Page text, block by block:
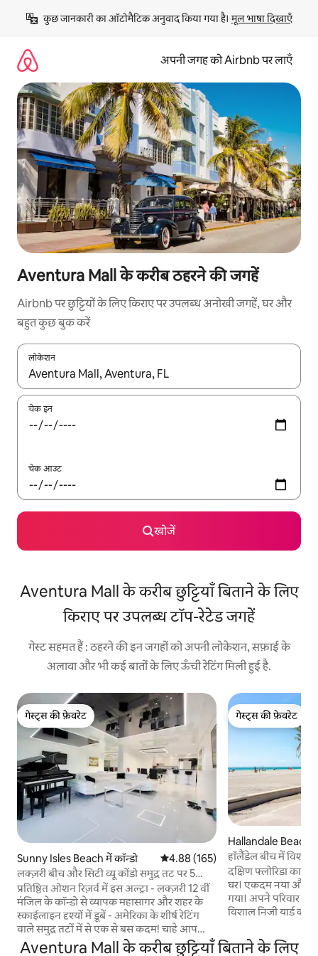
छोड़कर
कॉन्टेंट
कुछ जानकारी का ऑटोमैटिक अनुवाद किया गया है। मूल भाषा दिखाएँ
अपनी जगह को Airbnb पर लाएँ
Aventura Mall के करीब ठहरने की जगहें
Airbnb पर छुट्टियों के लिए किराए पर उपलब्ध अनोखी जगहें, घर और
बहुत कुछ बुक करें
लोकेशन
नतीजों के उपलब्ध होने पर, अप और डाउन 'ऐरो की' का इस्तेमाल करके नेविगेट
चेक इन
चेक आउट
खोजें
Aventura Mall के करीब छुट्टियाँ बिताने के लिए
किराए पर उपलब्ध टॉप-रेटेड जगहें
गेस्ट सहमत हैं : ठहरने की इन जगहों को अपनी लोकेशन, सफ़ाई के
अलावा और भी कई बातों के लिए ऊँची रेटिंग मिली हुई है.
गेस्ट्स की फ़ेवरेट
गेस्ट्स की फ़ेवरेट
Sunny Isles Beach में कॉन्डो औसत रेटिंग 5 में से 4.88, 165 समीक्षाएँ
4.88 (165)
लक्ज़री बीच और सिटी व्यू कोंडो समुद्र तट पर 5
मिनट की पैदल दूरी पर
प्रतिष्ठित ओशन रिज़र्व में इस अल्ट्रा - लक्ज़री 12 वीं
मंजिल के कॉन्डो से व्यापक महासागर और शहर के
स्काईलाइन दृश्यों में डूबें - अमेरिका के शीर्ष रेटिंग
वाले समुद्र तटों में से एक से बस कदम! चाहे आप
वीकएंड की छुट्टियाँ बिताने के लिए यहाँ आए हों या
गेस्ट्स की फ़ेवरेट
गेस्ट्स की फ़ेवरेट
Hallandale Beach
हॉलैंडेल बीच में विशाल
दक्षिण फ्लोरिडा का
घर। एकदम नया और
गया। अपने परिवार
विशाल निजी यार्ड
वह सब कुछ है जो
इंटरनेट भी शामिल
Aventura Mall के करीब छुट्टियाँ बिताने के लिए